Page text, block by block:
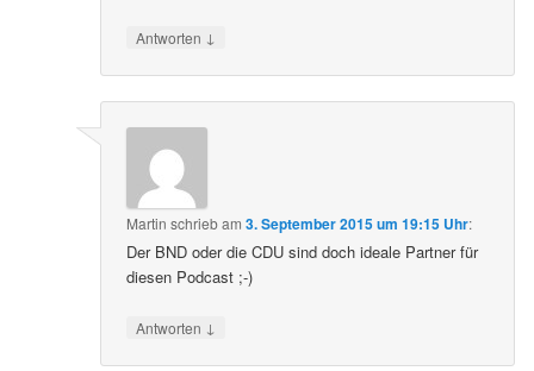
Antworten ↓
Martin schriebam3. September 2015 um 19:15 Uhr:
Der BND oder die CDU sind doch ideale Partner für
diesen Podcast ;-)
Antworten ↓